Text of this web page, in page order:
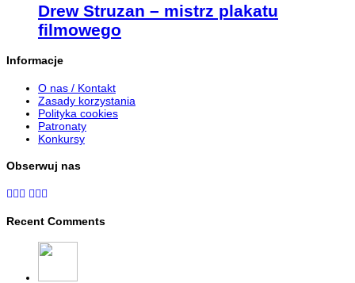
Drew Struzan – mistrz plakatu
filmowego
Informacje
O nas / Kontakt
Zasady korzystania
Polityka cookies
Patronaty
Konkursy
Obserwuj nas
Recent Comments